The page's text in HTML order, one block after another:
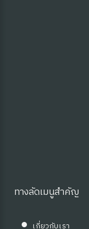
ทางลัดเมนูสำคัญ
เกี่ยวกับเรา